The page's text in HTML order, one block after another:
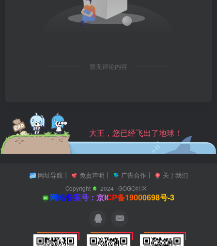
暂无评论内容
大王，您已经飞出了地球！
网址导航 丨 免责声明 丨 广告合作丨 关于我们
Copyright 2024 ·GOGO社区
网站备案号：京ICP备19000698号-3